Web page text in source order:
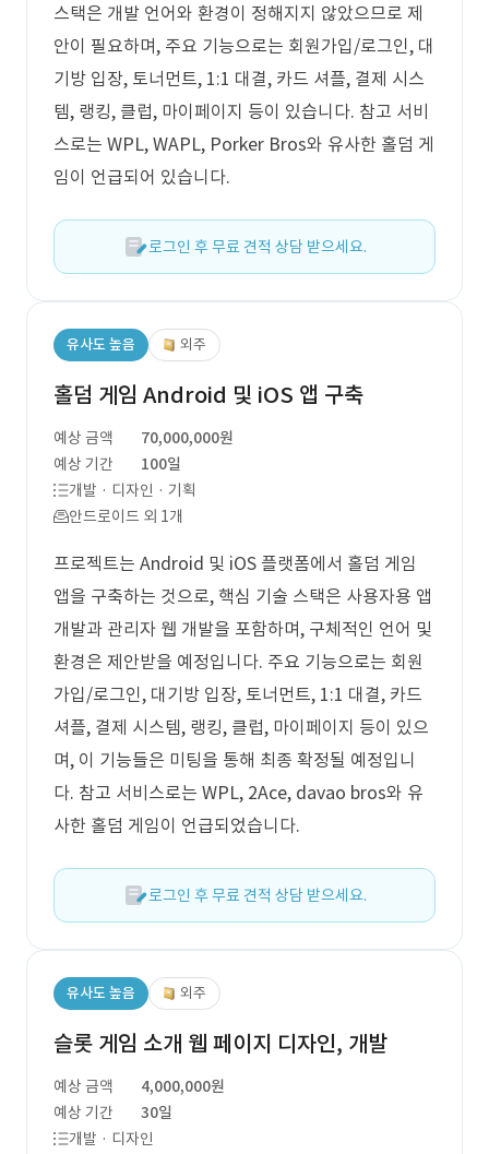
스택은 개발 언어와 환경이 정해지지 않았으므로 제
안이 필요하며, 주요 기능으로는 회원가입/로그인, 대
기방 입장, 토너먼트, 1:1 대결, 카드 셔플, 결제 시스
템, 랭킹, 클럽, 마이페이지 등이 있습니다. 참고 서비
스로는 WPL, WAPL, Porker Bros와 유사한 홀덤 게
임이 언급되어 있습니다.
로그인 후 무료 견적 상담 받으세요.
유사도 높음 외주
홀덤 게임 Android 및 iOS 앱 구축
예상 금액
70,000,000원
예상 기간
100일
개발 · 디자인 · 기획
안드로이드 외 1개
프로젝트는 Android 및 iOS 플랫폼에서 홀덤 게임
앱을 구축하는 것으로, 핵심 기술 스택은 사용자용 앱
개발과 관리자 웹 개발을 포함하며, 구체적인 언어 및
환경은 제안받을 예정입니다. 주요 기능으로는 회원
가입/로그인, 대기방 입장, 토너먼트, 1:1 대결, 카드
셔플, 결제 시스템, 랭킹, 클럽, 마이페이지 등이 있으
며, 이 기능들은 미팅을 통해 최종 확정될 예정입니
다. 참고 서비스로는 WPL, 2Ace, davao bros와 유
사한 홀덤 게임이 언급되었습니다.
로그인 후 무료 견적 상담 받으세요.
유사도 높음 외주
슬롯 게임 소개 웹 페이지 디자인, 개발
예상 금액
4,000,000원
예상 기간
30일
개발 · 디자인